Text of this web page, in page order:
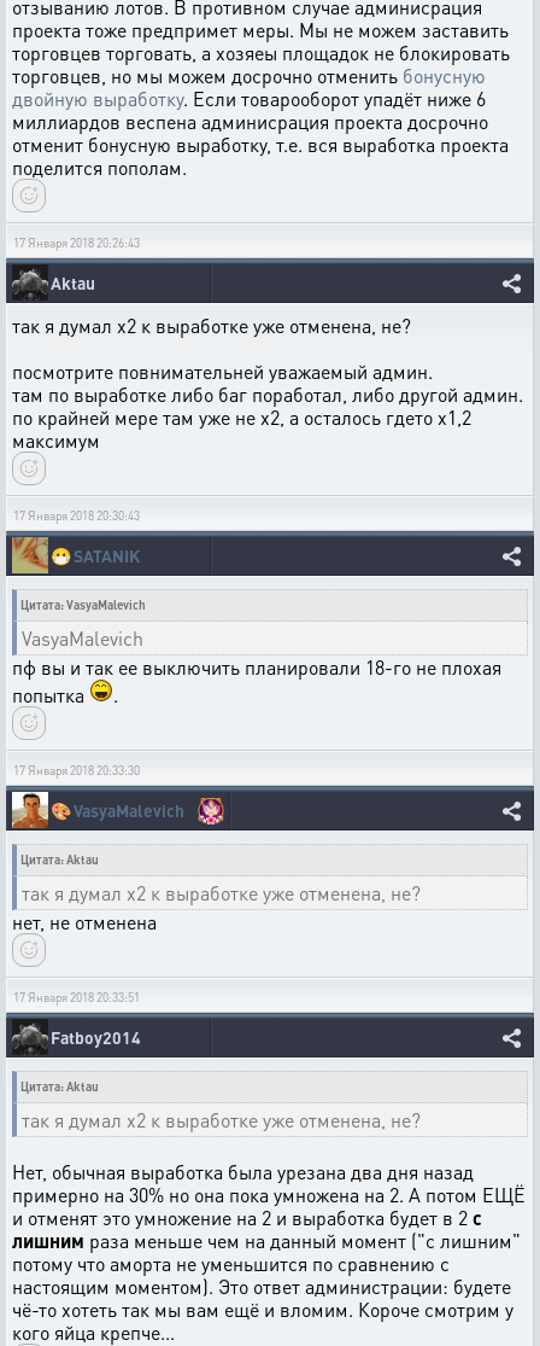
отзыванию лотов. В противном случае админисрация
проекта тоже предпримет меры. Мы не можем заставить
торговцев торговать, а хозяеы площадок не блокировать
торговцев, но мы можем досрочно отменить бонусную
двойную выработку. Если товарооборот упадёт ниже 6
миллиардов веспена админисрация проекта досрочно
отменит бонусную выработку, т.е. вся выработка проекта
поделится пополам.
17 Января 2018 20:26:43
Aktau
так я думал х2 к выработке уже отменена, не?
посмотрите повнимательней уважаемый админ.
там по выработке либо баг поработал, либо другой админ.
по крайней мере там уже не х2, а осталось гдето х1,2
максимум
17 Января 2018 20:30:43
😷SATANIK
Цитата: VasyaMalevich
VasyaMalevich
пф вы и так ее выключить планировали 18-го не плохая
попытка
.
17 Января 2018 20:33:30
🎨VasyaMalevich
Цитата: Aktau
так я думал х2 к выработке уже отменена, не?
нет, не отменена
17 Января 2018 20:33:51
Fatboy2014
Цитата: Aktau
так я думал х2 к выработке уже отменена, не?
Нет, обычная выработка была урезана два дня назад
примерно на 30% но она пока умножена на 2. А потом ЕЩЁ
и отменят это умножение на 2 и выработка будет в 2с
лишним раза меньше чем на данный момент ("с лишним"
потому что аморта не уменьшится по сравнению с
настоящим моментом). Это ответ администрации: будете
чё-то хотеть так мы вам ещё и вломим. Короче смотрим у
кого яйца крепче...